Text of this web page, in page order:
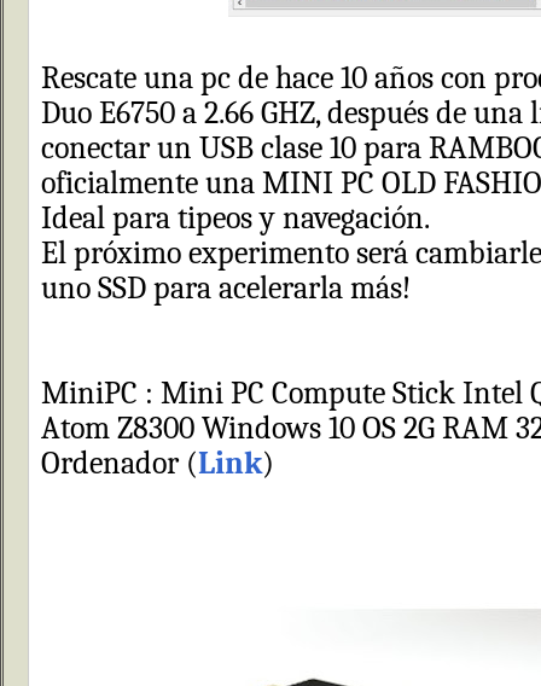
Rescate una pc de hace 10 años con
Duo E6750 a 2.66 GHZ, después de
conectar un USB clase 10 para
oficialmente una MINI PC OLD
Ideal para tipeos y navegación.
El próximo experimento será
uno SSD para acelerarla más!
MiniPC : Mini PC Compute Stick Intel
Atom Z8300 Windows 10 OS 2G RAM
Ordenador (Link)